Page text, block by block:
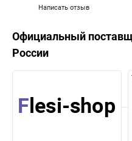
Написать отзыв
Официальный
России